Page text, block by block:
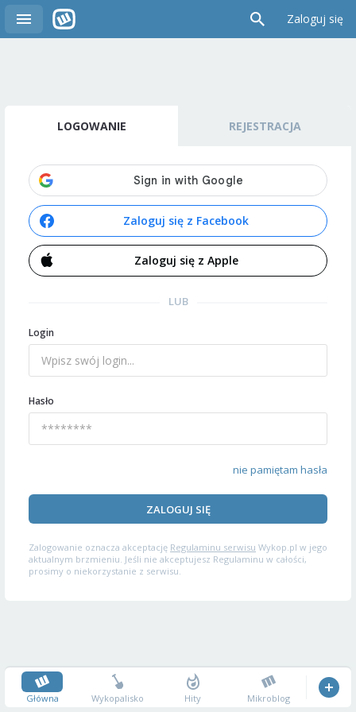
Zaloguj się
LOGOWANIE REJESTRACJA
Zaloguj się z Facebook
Zaloguj się z Apple
LUB
Login
Hasło
nie pamiętam hasła
ZALOGUJ SIĘ
Zalogowanie oznacza akceptację Regulaminu serwisu Wykop.pl w jego
aktualnym brzmieniu. Jeśli nie akceptujesz Regulaminu w całości,
prosimy o niekorzystanie z serwisu.
Główna Wykopalisko Hity Mikroblog